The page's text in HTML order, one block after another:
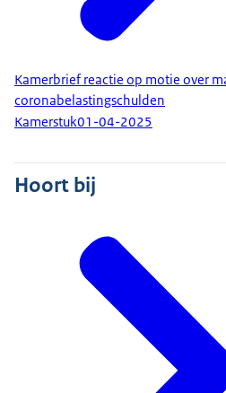
Kamerbrief reactie op motie over
coronabelastingschulden
Kamerstuk01-04-2025
Hoort bij